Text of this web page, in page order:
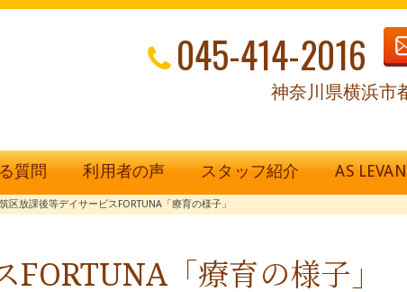
045-414-2016
神奈川県横浜市
質問 利用者の声 スタッフ紹介 AS
区放課後等デイサービスFORTUNA「療育の様子」
「療育の様子」